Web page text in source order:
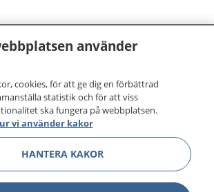
använder
cookies, för att ge dig en förbättrad
statistik och för att viss
ska fungera på webbplatsen.
vi använder kakor
HANTERA KAKOR